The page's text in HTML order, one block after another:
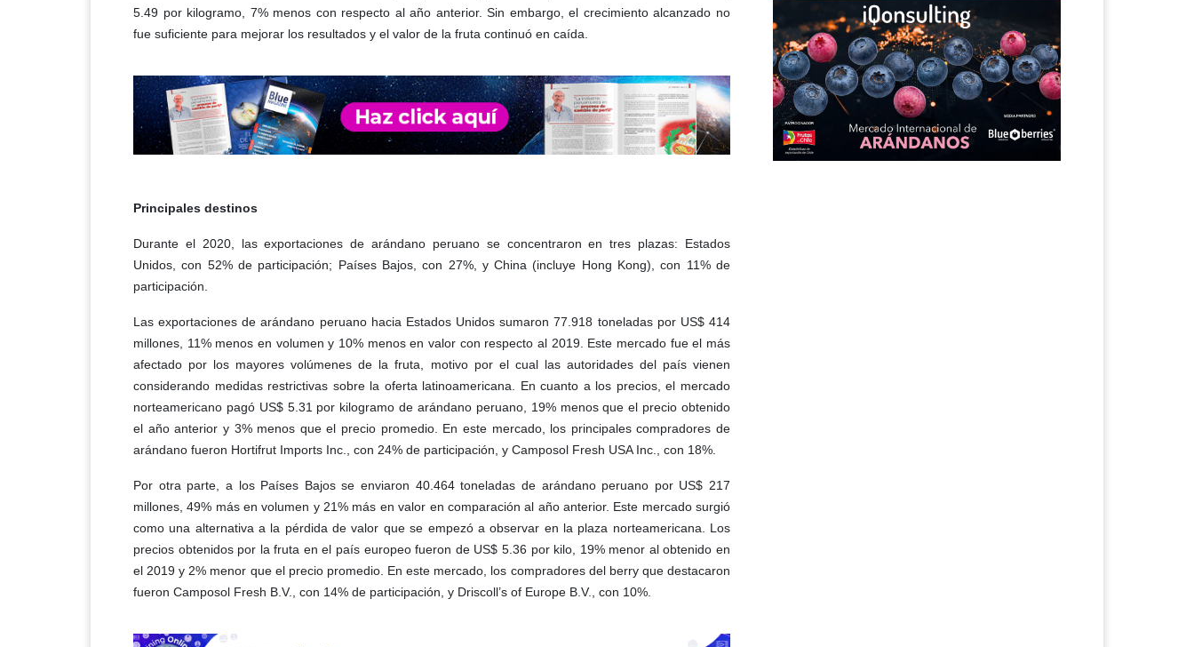
5.49 por kilogramo, 7% menos con respecto al año anterior. Sin embargo, el crecimiento alcanzado no
fue suficiente para mejorar los resultados y el valor de la fruta continuó en caída.
Principales destinos
Durante el 2020, las exportaciones de arándano peruano se concentraron en tres plazas: Estados
Unidos, con 52% de participación; Países Bajos, con 27%, y China (incluye Hong Kong), con 11% de
participación.
Las exportaciones de arándano peruano hacia Estados Unidos sumaron 77.918 toneladas por US$ 414
millones, 11% menos en volumen y 10% menos en valor con respecto al 2019. Este mercado fue el más
afectado por los mayores volúmenes de la fruta, motivo por el cual las autoridades del país vienen
considerando medidas restrictivas sobre la oferta latinoamericana. En cuanto a los precios, el mercado
norteamericano pagó US$ 5.31 por kilogramo de arándano peruano, 19% menos que el precio obtenido
el año anterior y 3% menos que el precio promedio. En este mercado, los principales compradores de
arándano fueron Hortifrut Imports Inc., con 24% de participación, y Camposol Fresh USA Inc., con 18%.
Por otra parte, a los Países Bajos se enviaron 40.464 toneladas de arándano peruano por US$ 217
millones, 49% más en volumen y 21% más en valor en comparación al año anterior. Este mercado surgió
como una alternativa a la pérdida de valor que se empezó a observar en la plaza norteamericana. Los
precios obtenidos por la fruta en el país europeo fueron de US$ 5.36 por kilo, 19% menor al obtenido en
el 2019 y 2% menor que el precio promedio. En este mercado, los compradores del berry que destacaron
fueron Camposol Fresh B.V., con 14% de participación, y Driscoll’s of Europe B.V., con 10%.